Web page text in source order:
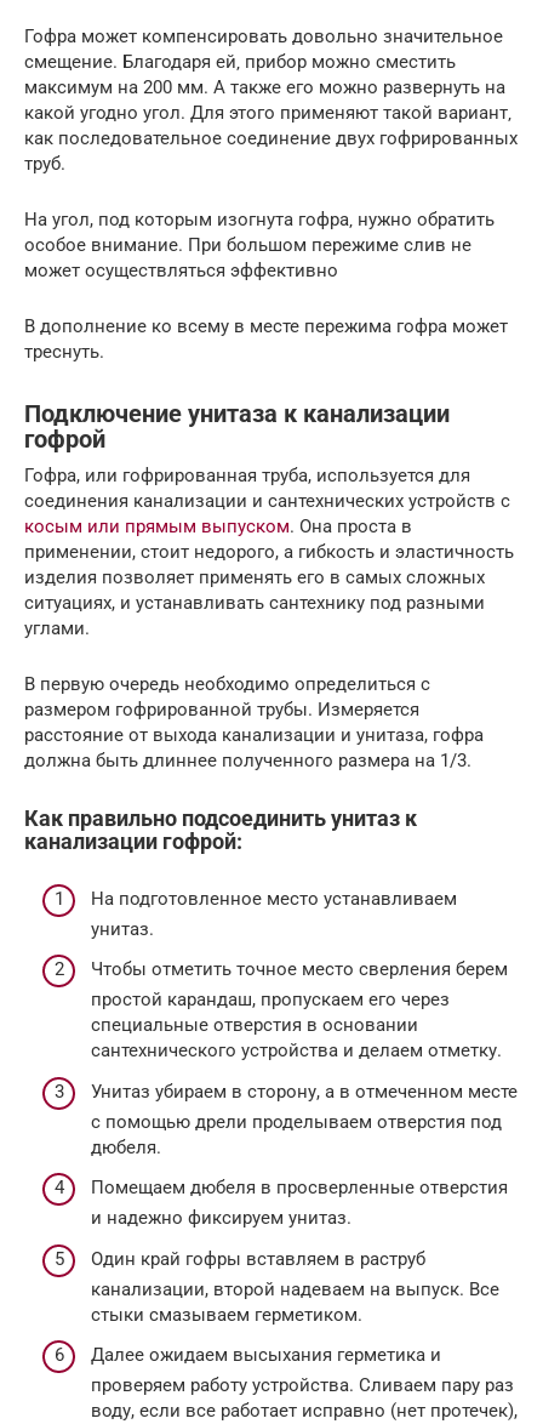
Гофра может компенсировать довольно значительное
смещение. Благодаря ей‚ прибор можно сместить
максимум на 200 мм. А также его можно развернуть на
какой угодно угол. Для этого применяют такой вариант‚
как последовательное соединение двух гофрированных
труб.
На угол, под которым изогнута гофра‚ нужно обратить
особое внимание. При большом пережиме слив не
может осуществляться эффективно
В дополнение ко всему в месте пережима гофра может
треснуть.
Подключение унитаза к канализации
гофрой
Гофра, или гофрированная труба, используется для
соединения канализации и сантехнических устройств с
косым или прямым выпуском. Она проста в
применении, стоит недорого, а гибкость и эластичность
изделия позволяет применять его в самых сложных
ситуациях, и устанавливать сантехнику под разными
углами.
В первую очередь необходимо определиться с
размером гофрированной трубы. Измеряется
расстояние от выхода канализации и унитаза, гофра
должна быть длиннее полученного размера на 1/3.
Как правильно подсоединить унитаз к
канализации гофрой:
На подготовленное место устанавливаем
унитаз.
Чтобы отметить точное место сверления берем
простой карандаш, пропускаем его через
специальные отверстия в основании
сантехнического устройства и делаем отметку.
Унитаз убираем в сторону, а в отмеченном месте
с помощью дрели проделываем отверстия под
дюбеля.
Помещаем дюбеля в просверленные отверстия
и надежно фиксируем унитаз.
Один край гофры вставляем в раструб
канализации, второй надеваем на выпуск. Все
стыки смазываем герметиком.
Далее ожидаем высыхания герметика и
проверяем работу устройства. Сливаем пару раз
воду, если все работает исправно (нет протечек),